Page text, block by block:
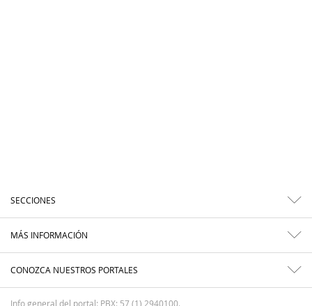
SECCIONES
MÁS INFORMACIÓN
CONOZCA NUESTROS PORTALES
Info general del portal: PBX: 57 (1) 2940100.